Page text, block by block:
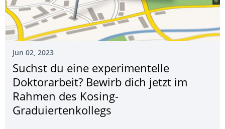
Jun 02, 2023
Suchst du eine experimentelle
Doktorarbeit? Bewirb dich jetzt im
Rahmen des Kosing-
Graduiertenkollegs